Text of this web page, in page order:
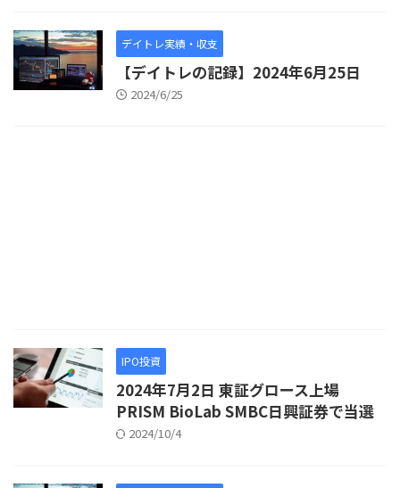
デイトレ実績・収支
【デイトレの記録】2024年6月25日
2024/6/25
IPO投資
2024年7月2日 東証グロース上場
PRISM BioLab SMBC日興証券で当選
2024/10/4